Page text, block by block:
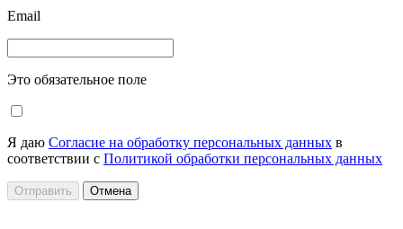
Email
Это обязательное поле
Я даю Согласие на обработку персональных данных в
соответствии с Политикой обработки персональных данных
Отправить Отмена